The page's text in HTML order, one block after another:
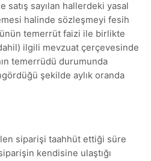
satış sayılan hallerdeki yasal
halinde sözleşmeyi fesih
temerrüt faizi ile birlikte
ilgili mevzuat çerçevesinde
temerrüdü durumunda
şekilde aylık oranda
siparişi taahhüt ettiği süre
kendisine ulaştığı